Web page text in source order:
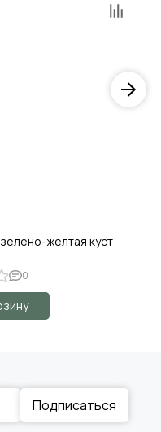
жёлтая куст
0
Подписаться